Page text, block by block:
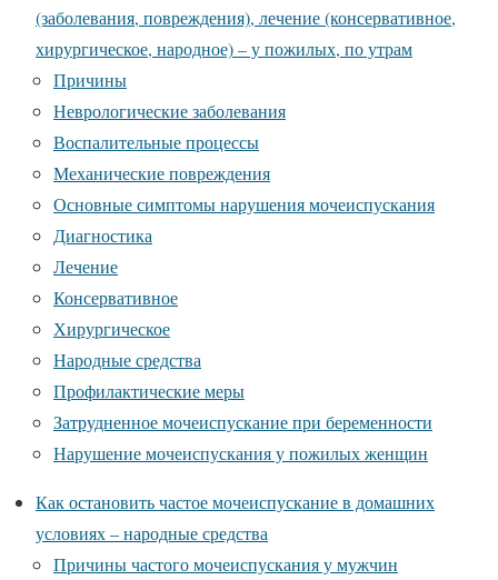
(заболевания, повреждения), лечение (консервативное,
хирургическое, народное) – у пожилых, по утрам
Причины
Неврологические заболевания
Воспалительные процессы
Механические повреждения
Основные симптомы нарушения мочеиспускания
Диагностика
Лечение
Консервативное
Хирургическое
Народные средства
Профилактические меры
Затрудненное мочеиспускание при беременности
Нарушение мочеиспускания у пожилых женщин
Как остановить частое мочеиспускание в домашних
условиях – народные средства
Причины частого мочеиспускания у мужчин